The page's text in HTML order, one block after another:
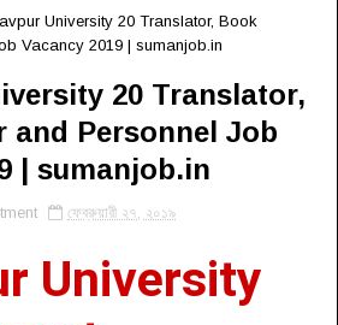
University 20 Translator, Book
Vacancy 2019 | sumanjob.in
20 Translator,
and Personnel Job
| sumanjob.in
ফেব্রুয়ারী ২৭, ২০১৯
University